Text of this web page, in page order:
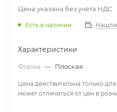
Цена указана без учета НДС
Есть в наличии Нашли
Характеристики
Форма — Плоская
Цена действительна только
может отличаться от цен в